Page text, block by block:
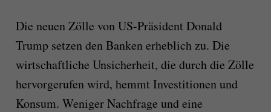
Die neuen Zölle von US-Präsident Donald
Trump setzen den Banken erheblich zu. Die
wirtschaftliche Unsicherheit, die durch die Zölle
hervorgerufen wird, hemmt Investitionen und
Konsum. Weniger Nachfrage und eine